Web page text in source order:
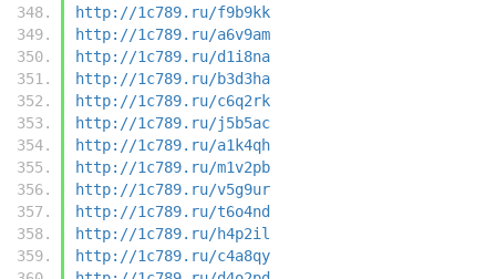
http://1c789.ru/f9b9kk
http://1c789.ru/a6v9am
http://1c789.ru/d1i8na
http://1c789.ru/b3d3ha
http://1c789.ru/c6q2rk
http://1c789.ru/j5b5ac
http://1c789.ru/a1k4qh
http://1c789.ru/m1v2pb
http://1c789.ru/v5g9ur
http://1c789.ru/t6o4nd
http://1c789.ru/h4p2il
http://1c789.ru/c4a8qy